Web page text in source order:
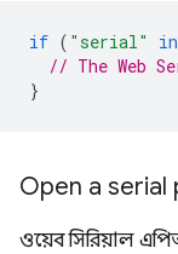
if ( "serial" in
// The Web
}
Open a serial
ওয়েব সিরিয়াল